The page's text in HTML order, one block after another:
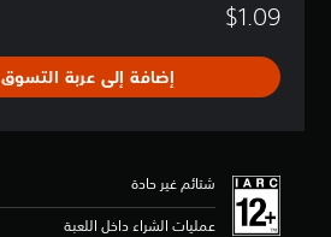
و
د
ت
ا
ت
$1.09
إضافة إلى عربة التسوق
شتائم غير حادة
عمليات الشراء داخل اللعبة